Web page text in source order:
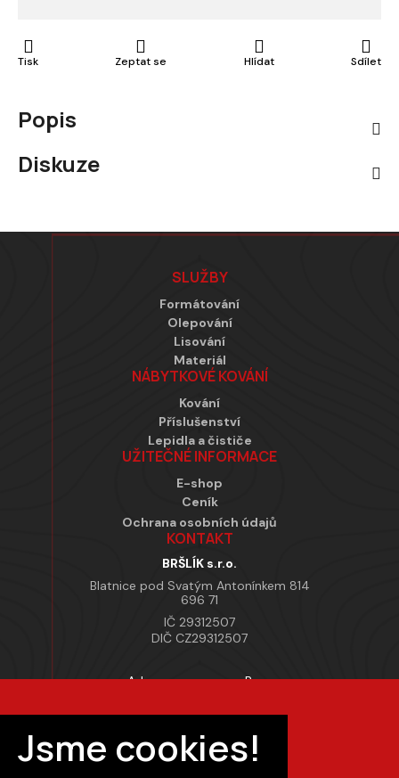
Jsme cookies!
Tisk Zeptat se Hlídat Sdílet
Popis
Diskuze
Zápatí
SLUŽBY
Formátování
Olepování
Lisování
Materiál
NÁBYTKOVÉ KOVÁNÍ
Kování
Příslušenství
Lepidla a čističe
UŽITEČNÉ INFORMACE
E-shop
Ceník
Ochrana osobních údajů
KONTAKT
BRŠLÍK s.r.o.
Blatnice pod Svatým Antonínkem 814
696 71
IČ 29312507
DIČ CZ29312507
Adresa provozovny Brno
Pracovní doba
Po–Pá 7:00 – 15:30